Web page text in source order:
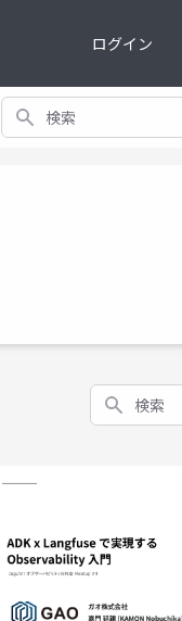
ログイン
検索
検索